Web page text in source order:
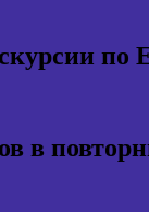
по
в